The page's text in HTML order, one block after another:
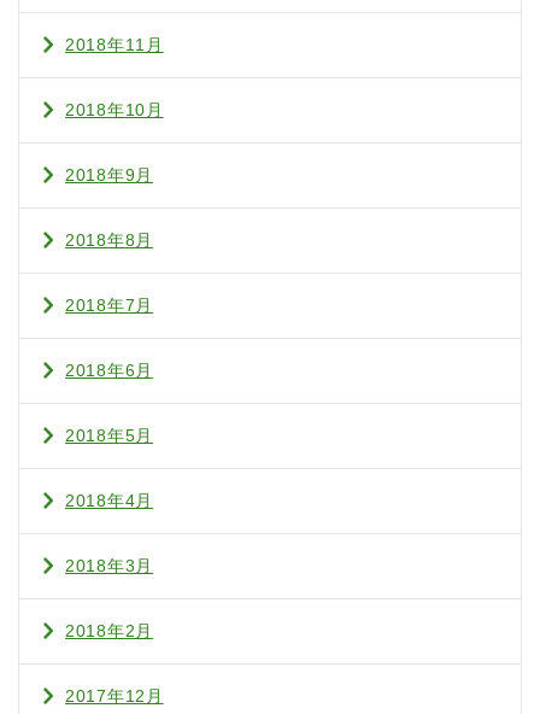
2018年11月
2018年10月
2018年9月
2018年8月
2018年7月
2018年6月
2018年5月
2018年4月
2018年3月
2018年2月
2017年12月